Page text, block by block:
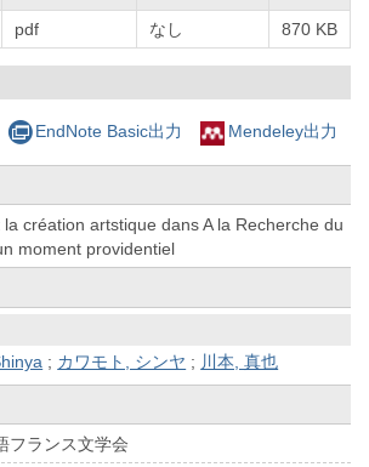
pdf なし 870 KB
EndNote Basic出力 Mendeley出力
création artstique dans A la Recherche du
moment providentiel
; カワモト, シンヤ ; 川本, 真也
フランス文学会